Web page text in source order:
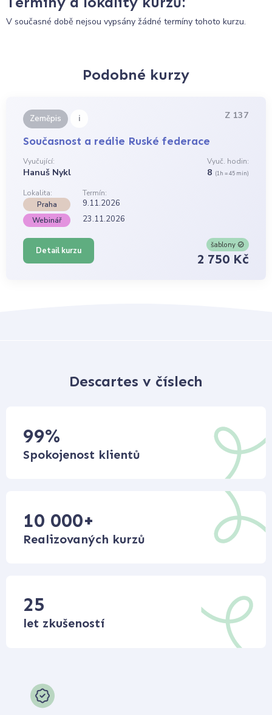
V současné době nejsou vypsány žádné termíny tohoto kurzu.
Podobné kurzy
Zeměpis i Z 137
Současnost a reálie Ruské federace
Vyučující:
Hanuš Nykl
Vyuč. hodin:
8 (1h = 45 min)
Lokalita:
Termín:
Praha
9.11.2026
Webinář 23.11.2026
Detail kurzu
šablony
2 750 Kč
Descartes v číslech
99%
Spokojenost klientů
10 000+
Realizovaných kurzů
25
let zkušeností